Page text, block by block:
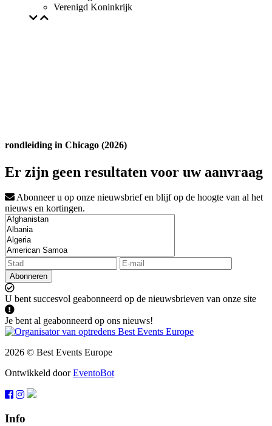
Verenigd Koninkrijk
rondleiding in Chicago (2026)
Er zijn geen resultaten voor uw aanvraag
Abonneer u op onze nieuwsbrief en blijf op de hoogte van al het
nieuws en kortingen.
Abonneren
U bent succesvol geabonneerd op de nieuwsbrieven van onze site
Je bent al geabonneerd op ons nieuws!
2026 © Best Events Europe
Ontwikkeld doorEventoBot
Info